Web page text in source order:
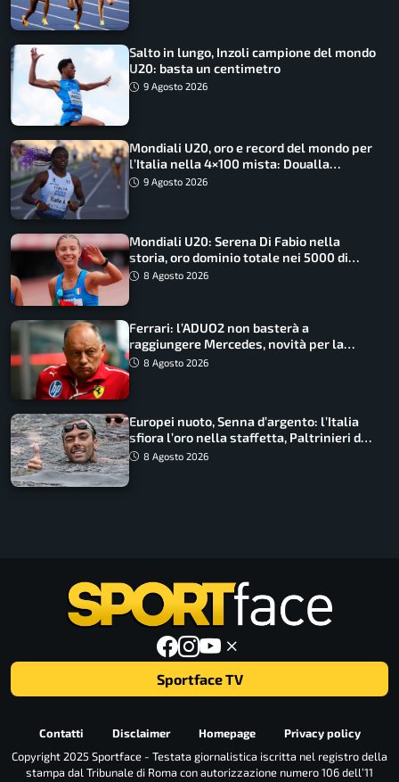
Salto in lungo, Inzoli campione del mondo
U20: basta un centimetro
9 Agosto 2026
Mondiali U20, oro e record del mondo per
l’Italia nella 4×100 mista: Doualla
straordinaria
9 Agosto 2026
Mondiali U20: Serena Di Fabio nella
storia, oro dominio totale nei 5000 di
marcia
8 Agosto 2026
Ferrari: l’ADUO2 non basterà a
raggiungere Mercedes, novità per la
Macarena
8 Agosto 2026
Europei nuoto, Senna d’argento: l’Italia
sfiora l’oro nella staffetta, Paltrinieri da
urlo, il bilancio azzurro
8 Agosto 2026
Sportface TV
Contatti Disclaimer Homepage
Privacy policy
Copyright 2025 Sportface - Testata giornalistica iscritta nel registro della
stampa dal Tribunale di Roma con autorizzazione numero 106 dell’11